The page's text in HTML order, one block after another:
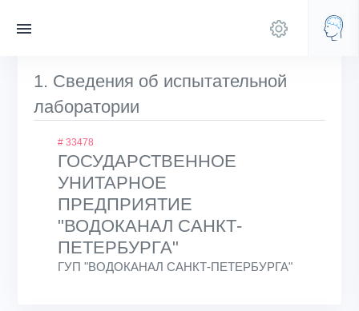
1. Сведения об испытательной
лаборатории
# 33478
ГОСУДАРСТВЕННОЕ
УНИТАРНОЕ
ПРЕДПРИЯТИЕ
"ВОДОКАНАЛ САНКТ-
ПЕТЕРБУРГА"
ГУП "ВОДОКАНАЛ САНКТ-ПЕТЕРБУРГА"